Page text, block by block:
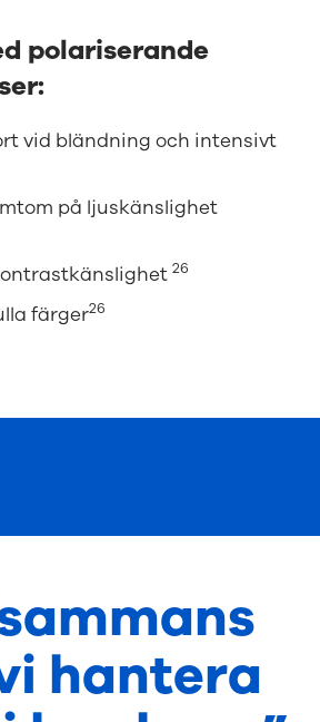
polariserande
vid bländning och intensivt
på ljuskänslighet
26
färger26
hantera